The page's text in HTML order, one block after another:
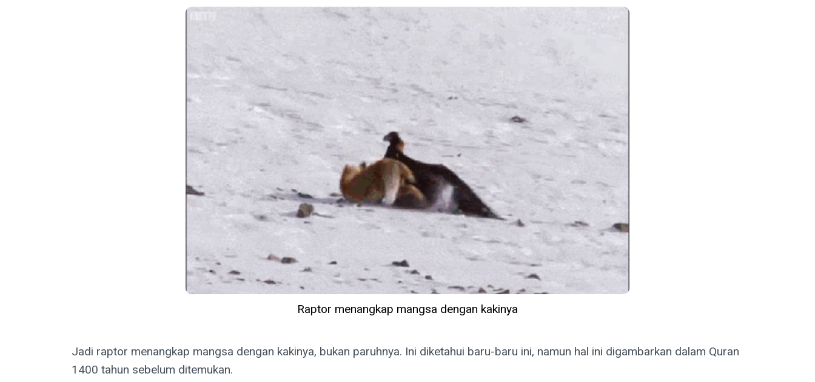
Raptor menangkap mangsa dengan kakinya
Jadi raptor menangkap mangsa dengan kakinya, bukan paruhnya. Ini diketahui baru-baru ini, namun hal ini digambarkan dalam Quran
1400 tahun sebelum ditemukan.